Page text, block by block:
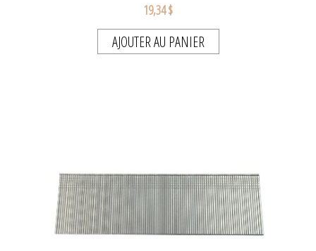
19,34 $
AJOUTER AU PANIER